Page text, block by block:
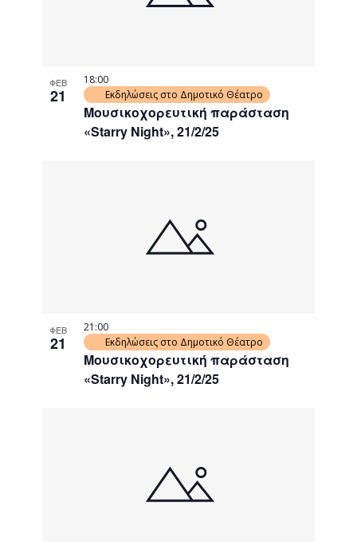
ΦΕΒ
21
Μουσικοχορευτική παράσταση
«Starry Night», 21/2/25
18:00
Εκδηλώσεις στο Δημοτικό Θέατρο
ΦΕΒ
21
Μουσικοχορευτική παράσταση
«Starry Night», 21/2/25
21:00
Εκδηλώσεις στο Δημοτικό Θέατρο